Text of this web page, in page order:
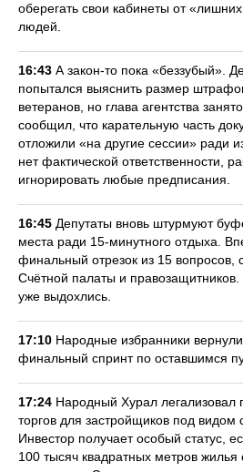
оберегать свои кабинеты от
людей.
16:43 А закон-то пока «беззубый».
попытался выяснить размер
ветеранов, но глава агентства
сообщил, что карательную часть
отложили «на другие сессии» ради
нет фактической ответственности,
игнорировать любые предписания.
16:45 Депутаты вновь штурмуют
места ради 15-минутного отдыха.
финальный отрезок из 15 вопросов,
Счётной палаты и
уже выдохлись.
17:10 Народные избранники
финальный спринт по оставшимся
17:24 Народный Хурал легализовал
торгов для застройщиков под видом
Инвестор получает особый статус,
100 тысяч квадратных метров жилья